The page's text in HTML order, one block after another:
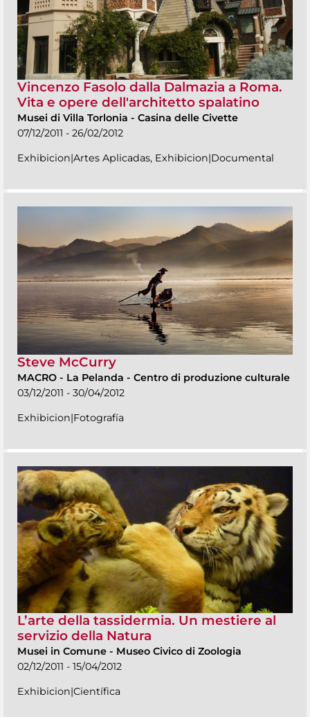
Vincenzo Fasolo dalla Dalmazia a Roma.
Vita e opere dell'architetto spalatino
Musei di Villa Torlonia - Casina delle Civette
07/12/2011 - 26/02/2012
Exhibicion|Artes Aplicadas, Exhibicion|Documental
Steve McCurry
MACRO - La Pelanda - Centro di produzione culturale
03/12/2011 - 30/04/2012
Exhibicion|Fotografía
L’arte della tassidermia. Un mestiere al
servizio della Natura
Musei in Comune - Museo Civico di Zoologia
02/12/2011 - 15/04/2012
Exhibicion|Científica